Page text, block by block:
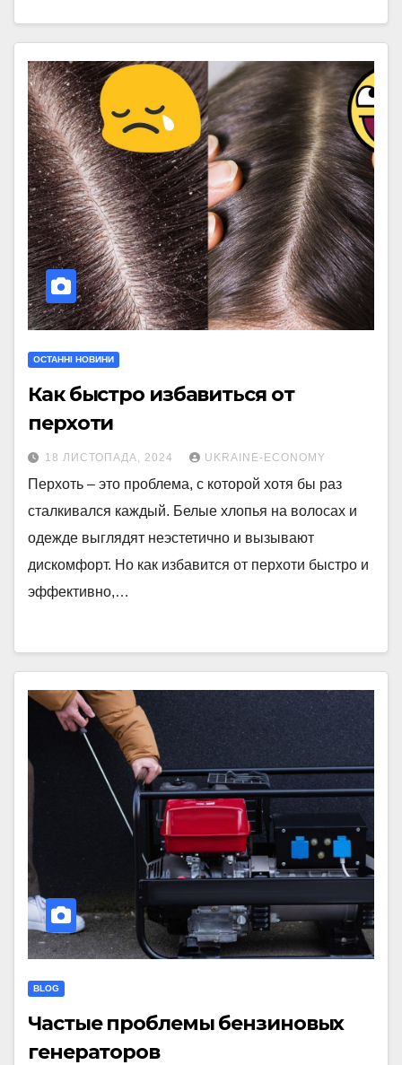
ОСТАННІ НОВИНИ
Как быстро избавиться от
перхоти
18 ЛИСТОПАДА, 2024 UKRAINE-ECONOMY
Перхоть – это проблема, с которой хотя бы раз
сталкивался каждый. Белые хлопья на волосах и
одежде выглядят неэстетично и вызывают
дискомфорт. Но как избавится от перхоти быстро и
эффективно,…
BLOG
Частые проблемы бензиновых
генераторов